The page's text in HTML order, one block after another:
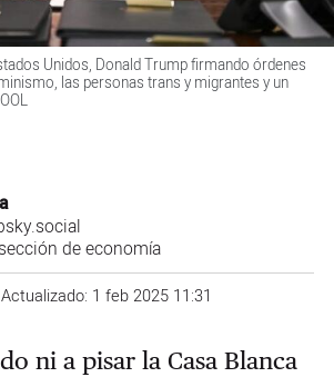
Unidos, Donald Trump firmando órdenes
las personas trans y migrantes y un
de economía
1 feb 2025 11:31
ni a pisar la Casa Blanca